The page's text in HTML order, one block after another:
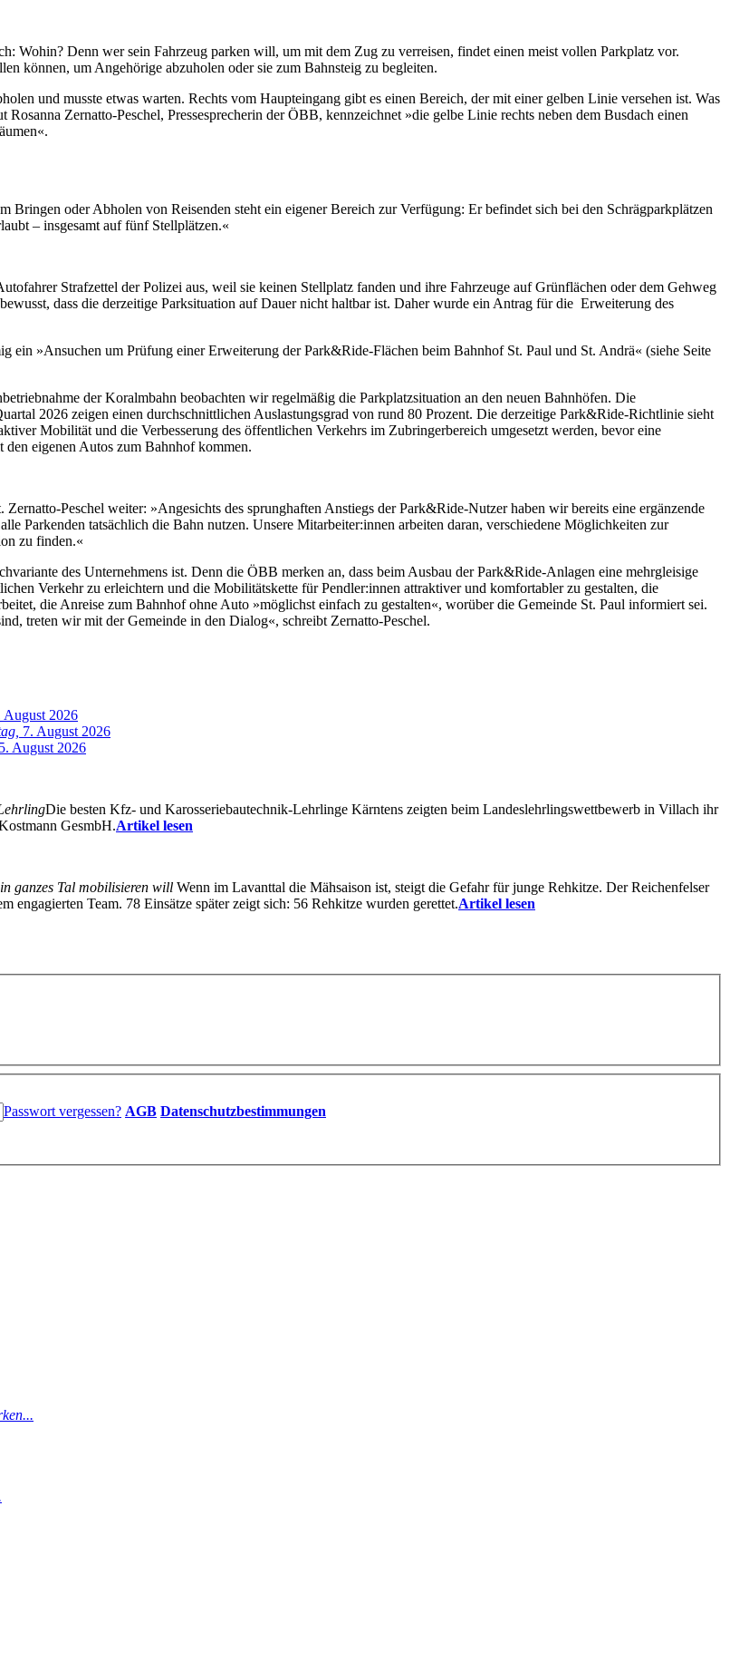
Wohin? Denn wer sein Fahrzeug parken will, um mit dem Zug zu verreisen, findet einen meist vollen Parkplatz vor.
können, um Angehörige abzuholen oder sie zum Bahnsteig zu begleiten.
und musste etwas warten. Rechts vom Haupteingang gibt es einen Bereich, der mit einer gelben Linie versehen ist. Was
Zernatto-Peschel, Pressesprecherin der ÖBB, kennzeichnet »die gelbe Linie rechts neben dem Busdach einen
Bringen oder Abholen von Reisenden steht ein eigener Bereich zur Verfügung: Er befindet sich bei den Schrägparkplätzen
– insgesamt auf fünf Stellplätzen.«
Strafzettel der Polizei aus, weil sie keinen Stellplatz fanden und ihre Fahrzeuge auf Grünflächen oder dem Gehweg
dass die derzeitige Parksituation auf Dauer nicht haltbar ist. Daher wurde ein Antrag für die Erweiterung des
ein »Ansuchen um Prüfung einer Erweiterung der Park&Ride-Flächen beim Bahnhof St. Paul und St. Andrä« (siehe Seite
der Koralmbahn beobachten wir regelmäßig die Parkplatzsituation an den neuen Bahnhöfen. Die
2026 zeigen einen durchschnittlichen Auslastungsgrad von rund 80 Prozent. Die derzeitige Park&Ride-Richtlinie sieht
Mobilität und die Verbesserung des öffentlichen Verkehrs im Zubringerbereich umgesetzt werden, bevor eine
eigenen Autos zum Bahnhof kommen.
Peschel weiter: »Angesichts des sprunghaften Anstiegs der Park&Ride-Nutzer haben wir bereits eine ergänzende
Parkenden tatsächlich die Bahn nutzen. Unsere Mitarbeiter:innen arbeiten daran, verschiedene Möglichkeiten zur
zu finden.«
des Unternehmens ist. Denn die ÖBB merken an, dass beim Ausbau der Park&Ride-Anlagen eine mehrgleisige
Verkehr zu erleichtern und die Mobilitätskette für Pendler:innen attraktiver und komfortabler zu gestalten, die
die Anreise zum Bahnhof ohne Auto »möglichst einfach zu gestalten«, worüber die Gemeinde St. Paul informiert sei.
treten wir mit der Gemeinde in den Dialog«, schreibt Zernatto-Peschel.
August 2026
7. August 2026
5. August 2026
Die besten Kfz- und Karosseriebautechnik-Lehrlinge Kärntens zeigten beim Landeslehrlingswettbewerb in Villach ihr
GesmbH.Artikel lesen
ganzes Tal mobilisieren will Wenn im Lavanttal die Mähsaison ist, steigt die Gefahr für junge Rehkitze. Der Reichenfelser
Team. 78 Einsätze später zeigt sich: 56 Rehkitze wurden gerettet.Artikel lesen
Passwort vergessen? AGB Datenschutzbestimmungen